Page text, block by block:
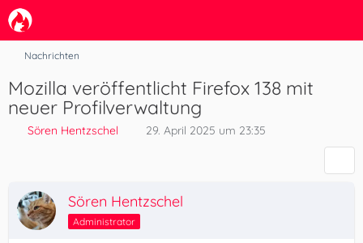
Nachrichten
Mozilla veröffentlicht Firefox 138 mit
neuer Profilverwaltung
Sören Hentzschel 29. April 2025 um 23:35
Sören Hentzschel
Administrator